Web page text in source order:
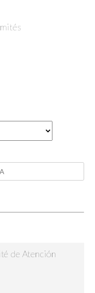
de Atención